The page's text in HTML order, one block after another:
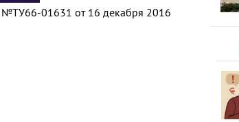
№ТУ66-01631 от 16 декабря 2016